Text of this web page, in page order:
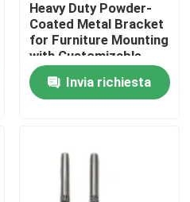
Heavy Duty Powder-
Coated Metal Bracket
for Furniture Mounting
with Customizable
Options
Invia richiesta